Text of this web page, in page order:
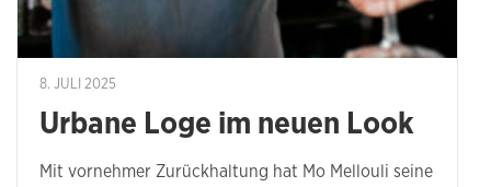
8. JULI 2025
Urbane Loge im neuen Look
Mit vornehmer Zurückhaltung hat Mo Mellouli seine